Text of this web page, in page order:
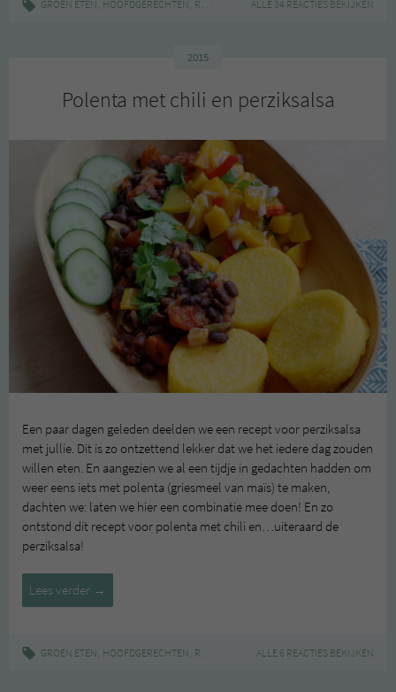
GROEN ETEN, HOOFDGERECHTEN, RECEPT GEZOND ,GOEDKOOP,ITALIAANS
ALLE 34 REACTIES BEKIJKEN
2015
Polenta met chili en perziksalsa
Een paar dagen geleden deelden we een recept voor perziksalsa
met jullie. Dit is zo ontzettend lekker dat we het iedere dag zouden
willen eten. En aangezien we al een tijdje in gedachten hadden om
weer eens iets met polenta (griesmeel van maïs) te maken,
dachten we: laten we hier een combinatie mee doen! En zo
ontstond dit recept voor polenta met chili en…uiteraard de
perziksalsa!
Lees verder Polenta
met
en
→
GROEN ETEN, HOOFDGERECHTEN, RECEPT CHILI,MEXICAANS,PERZIKSALSA
ALLE 6 REACTIES BEKIJKEN